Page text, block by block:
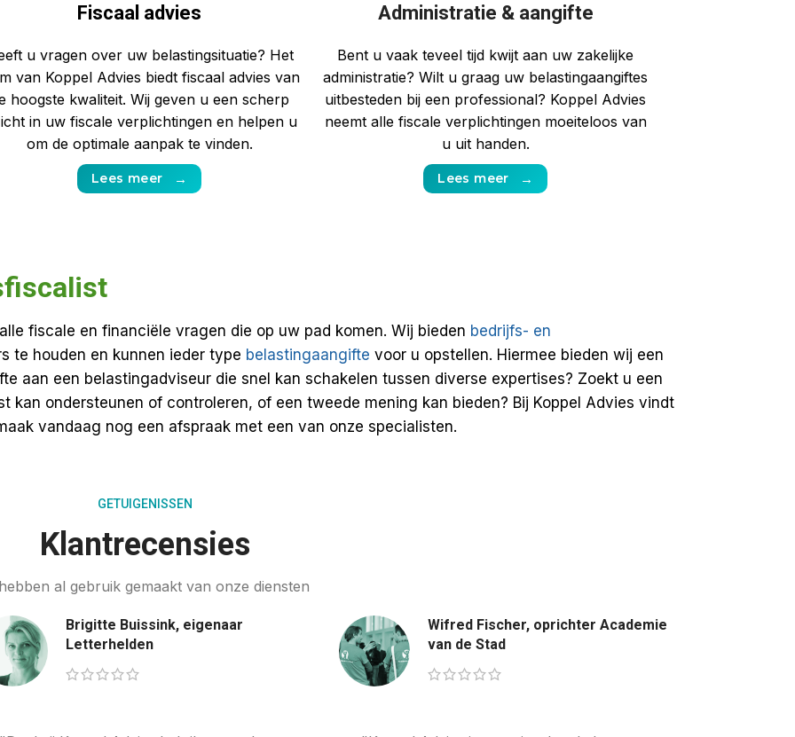
Fiscaal advies
u vragen over uw belastingsituatie? Het
van Koppel Advies biedt fiscaal advies van
hoogste kwaliteit. Wij geven u een scherp
in uw fiscale verplichtingen en helpen u
om de optimale aanpak te vinden.
Lees meer →
Administratie & aangifte
Bent u vaak teveel tijd kwijt aan uw zakelijke
administratie? Wilt u graag uw belastingaangiftes
uitbesteden bij een professional? Koppel Advies
neemt alle fiscale verplichtingen moeiteloos van
u uit handen.
Lees meer →
fiscale en financiële vragen die op uw pad komen. Wij bieden bedrijfs- en
te houden en kunnen ieder type belastingaangifte voor u opstellen. Hiermee bieden wij een
aan een belastingadviseur die snel kan schakelen tussen diverse expertises? Zoekt u een
ondersteunen of controleren, of een tweede mening kan bieden? Bij Koppel Advies vindt
vandaag nog een afspraak met een van onze specialisten.
GETUIGENISSEN
Klantrecensies
al gebruik gemaakt van onze diensten
Brigitte Buissink, eigenaar
Letterhelden
Wifred Fischer, oprichter Academie
van de Stad